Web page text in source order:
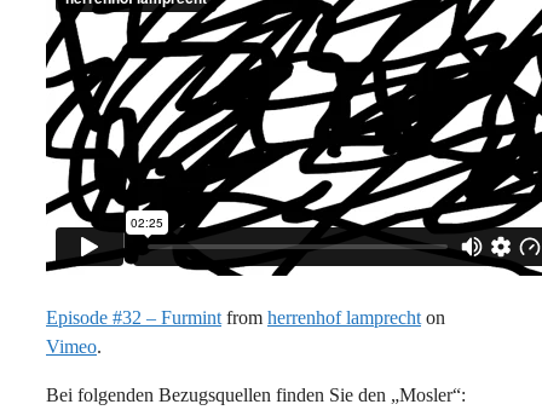
Episode #32 – Furmintfrom herrenhof lamprechton
Vimeo.
Bei folgenden Bezugsquellen finden Sie den „Mosler“: